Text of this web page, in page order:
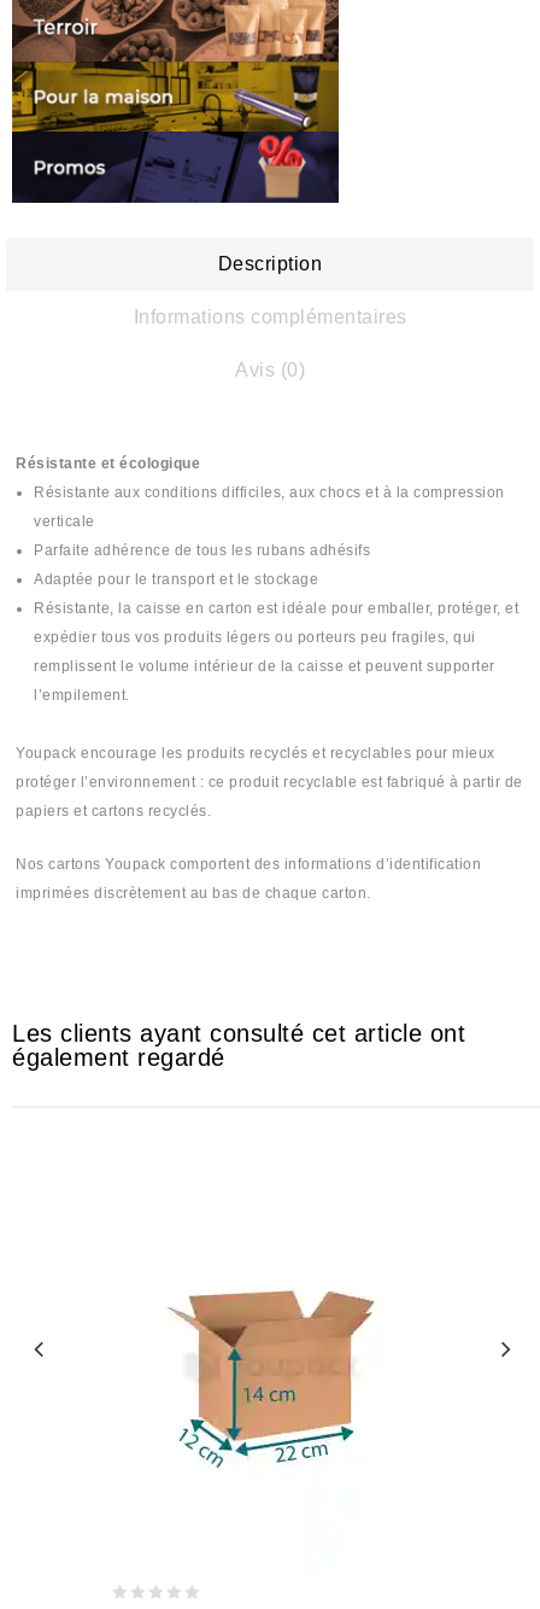
Description
Informations complémentaires
Avis (0)
Résistante et écologique
Résistante aux conditions difficiles, aux chocs et à la compression
verticale
Parfaite adhérence de tous les rubans adhésifs
Adaptée pour le transport et le stockage
Résistante, la caisse en carton est idéale pour emballer, protéger, et
expédier tous vos produits légers ou porteurs peu fragiles, qui
remplissent le volume intérieur de la caisse et peuvent supporter
l’empilement.
Youpack encourage les produits recyclés et recyclables pour mieux
protéger l’environnement : ce produit recyclable est fabriqué à partir de
papiers et cartons recyclés.
Nos cartons Youpack comportent des informations d’identification
imprimées discrètement au bas de chaque carton.
Les clients ayant consulté cet article ont
également regardé